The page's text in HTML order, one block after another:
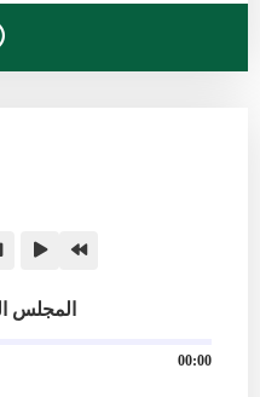
المجلس
00:00